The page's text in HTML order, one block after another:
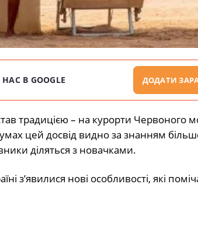
В GOOGLE ДОДАТИ
традицією – на курорти
цей досвід видно за знанням
діляться з новачками.
з’явилися нові особливості, які